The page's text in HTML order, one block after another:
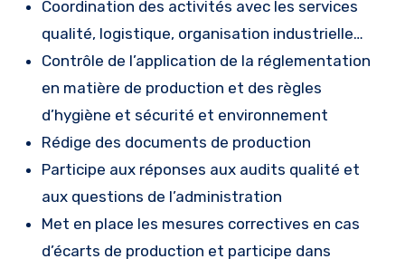
Coordination des activités avec les services
qualité, logistique, organisation industrielle…
Contrôle de l’application de la réglementation
en matière de production et des règles
d’hygiène et sécurité et environnement
Rédige des documents de production
Participe aux réponses aux audits qualité et
aux questions de l’administration
Met en place les mesures correctives en cas
d’écarts de production et participe dans